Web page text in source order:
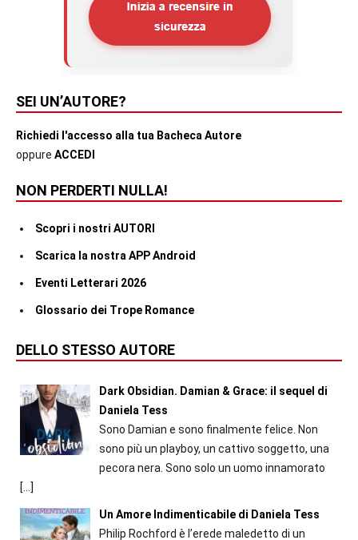
SEI UN’AUTORE?
Richiedi l'accesso alla tua Bacheca Autore
oppure ACCEDI
NON PERDERTI NULLA!
Scopri i nostri AUTORI
Scarica la nostra APP Android
Eventi Letterari 2026
Glossario dei Trope Romance
DELLO STESSO AUTORE
Dark Obsidian. Damian & Grace: il sequel di
Daniela Tess
Sono Damian e sono finalmente felice. Non
sono più un playboy, un cattivo soggetto, una
pecora nera. Sono solo un uomo innamorato
[…]
Un Amore Indimenticabile di Daniela Tess
Philip Rochford è l’erede maledetto di un